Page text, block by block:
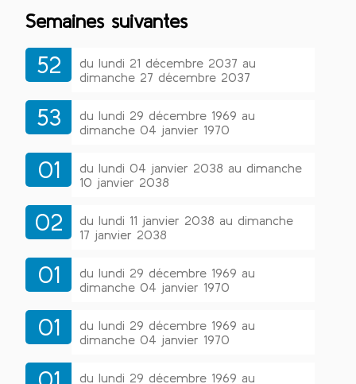
Semaines suivantes
52
du lundi 21 décembre 2037 au
dimanche 27 décembre 2037
53
du lundi 29 décembre 1969 au
dimanche 04 janvier 1970
01
du lundi 04 janvier 2038 au dimanche
10 janvier 2038
02
du lundi 11 janvier 2038 au dimanche
17 janvier 2038
01
du lundi 29 décembre 1969 au
dimanche 04 janvier 1970
01
du lundi 29 décembre 1969 au
dimanche 04 janvier 1970
du lundi 29 décembre 1969 au